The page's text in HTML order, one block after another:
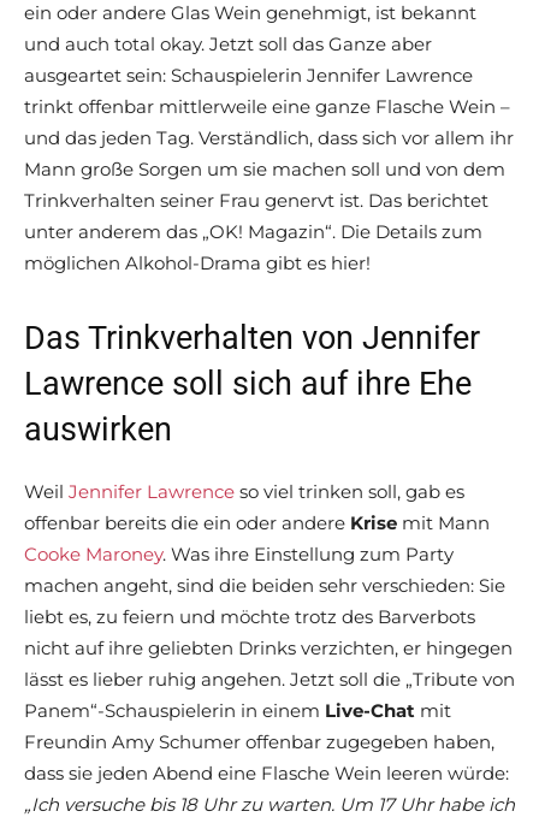
ein oder andere Glas Wein genehmigt, ist bekannt
und auch total okay. Jetzt soll das Ganze aber
ausgeartet sein: Schauspielerin Jennifer Lawrence
trinkt offenbar mittlerweile eine ganze Flasche Wein –
und das jeden Tag. Verständlich, dass sich vor allem ihr
Mann große Sorgen um sie machen soll und von dem
Trinkverhalten seiner Frau genervt ist. Das berichtet
unter anderem das „OK! Magazin“. Die Details zum
möglichen Alkohol-Drama gibt es hier!
Das Trinkverhalten von Jennifer
Lawrence soll sich auf ihre Ehe
auswirken
Weil Jennifer Lawrence so viel trinken soll, gab es
offenbar bereits die ein oder andere Krise mit Mann
Cooke Maroney. Was ihre Einstellung zum Party
machen angeht, sind die beiden sehr verschieden: Sie
liebt es, zu feiern und möchte trotz des Barverbots
nicht auf ihre geliebten Drinks verzichten, er hingegen
lässt es lieber ruhig angehen. Jetzt soll die „Tribute von
Panem“-Schauspielerin in einem Live-Chat mit
Freundin Amy Schumer offenbar zugegeben haben,
dass sie jeden Abend eine Flasche Wein leeren würde:
„Ich versuche bis 18 Uhr zu warten. Um 17 Uhr habe ich